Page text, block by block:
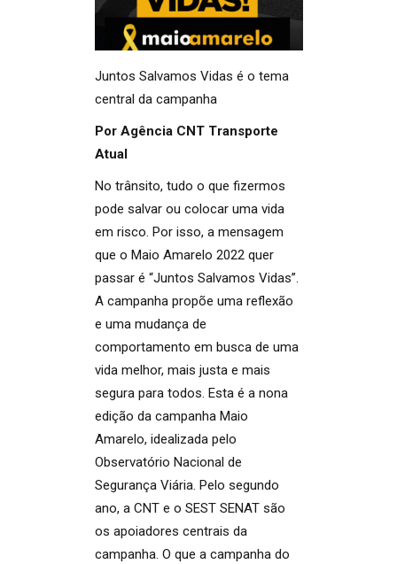
Juntos Salvamos Vidas é o tema
central da campanha
Por Agência CNT Transporte
Atual
No trânsito, tudo o que fizermos
pode salvar ou colocar uma vida
em risco. Por isso, a mensagem
que o Maio Amarelo 2022 quer
passar é “Juntos Salvamos Vidas”.
A campanha propõe uma reflexão
e uma mudança de
comportamento em busca de uma
vida melhor, mais justa e mais
segura para todos. Esta é a nona
edição da campanha Maio
Amarelo, idealizada pelo
Observatório Nacional de
Segurança Viária. Pelo segundo
ano, a CNT e o SEST SENAT são
os apoiadores centrais da
campanha. O que a campanha do